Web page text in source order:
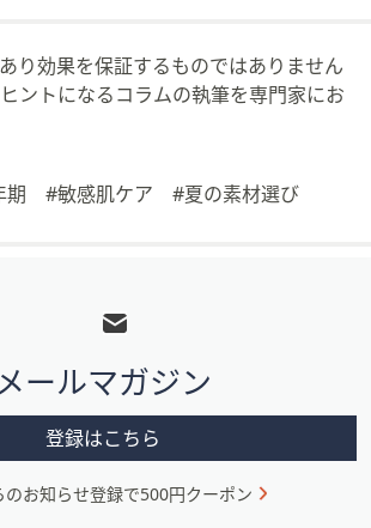
り効果を保証するものではありません
ントになるコラムの執筆を専門家にお
#敏感肌ケア #夏の素材選び
ールマガジン
登録はこちら
のお知らせ登録で500円クーポン